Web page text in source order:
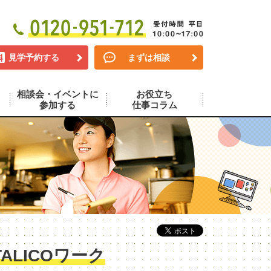
見学予約する まずは相談
相談会・イベントに
参加する
お役立ち
仕事コラム
ワーク